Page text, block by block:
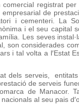
registrat
empresarial de
i cementeri. La
i el seu capital
Les seves
son considerades
i tal volta a l′Estat
dels serveis,
de serveis
de Manacor.
al seu pais